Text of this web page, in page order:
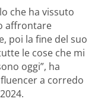
che ha vissuto
affrontare
poi la fine del suo
le cose che mi
oggi”, ha
a corredo